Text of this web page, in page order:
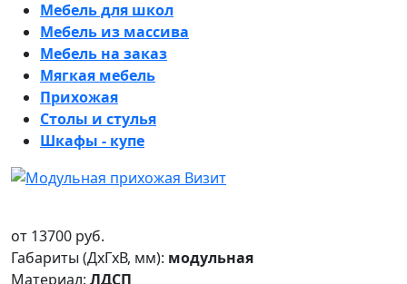
Мебель для школ
Мебель из массива
Мебель на заказ
Мягкая мебель
Прихожая
Столы и стулья
Шкафы - купе
от 13700 руб.
Габариты (ДxГxВ, мм): модульная
Материал: ЛДСП